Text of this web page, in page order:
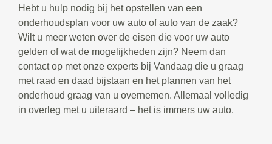
Hebt u hulp nodig bij het opstellen van een
onderhoudsplan voor uw auto of auto van de zaak?
Wilt u meer weten over de eisen die voor uw auto
gelden of wat de mogelijkheden zijn? Neem dan
contact op met onze experts bij Vandaag die u graag
met raad en daad bijstaan en het plannen van het
onderhoud graag van u overnemen. Allemaal volledig
in overleg met u uiteraard – het is immers uw auto.